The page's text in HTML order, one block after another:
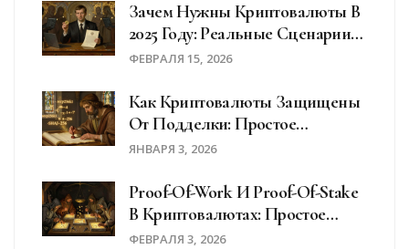
Зачем Нужны Криптовалюты В
2025 Году: Реальные Сценарии
Использования В России
ФЕВРАЛЯ 15, 2026
Как Криптовалюты Защищены
От Подделки: Простое
Объяснение Криптографии Для
ЯНВАРЯ 3, 2026
Proof-Of-Work И Proof-Of-Stake
В Криптовалютах: Простое
Объяснение
ФЕВРАЛЯ 3, 2026